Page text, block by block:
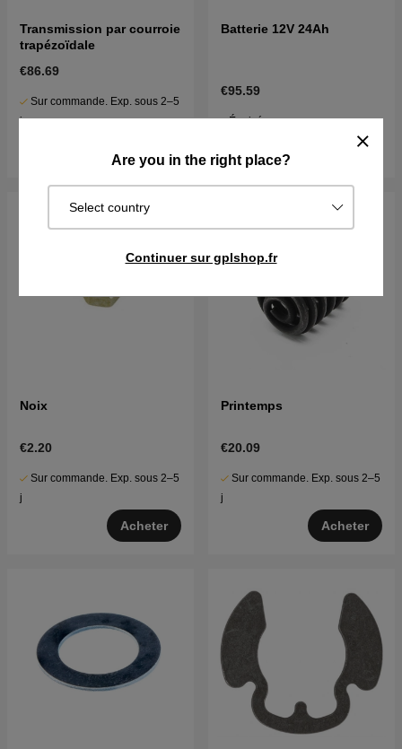
Are you in the right place?
Select country
Continuer sur gplshop.fr
Transmission par courroie
trapézoïdale
€86.69
Sur commande. Exp. sous 2–5
j
Batterie 12V 24Ah
€95.59
Épuisé
Noix
€2.20
Sur commande. Exp. sous 2–5
j
Acheter
Printemps
€20.09
Sur commande. Exp. sous 2–5
j
Acheter